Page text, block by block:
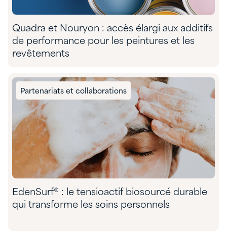
Quadra et Nouryon : accès élargi aux additifs
de performance pour les peintures et les
revêtements
Partenariats et collaborations
EdenSurf® : le tensioactif biosourcé durable
qui transforme les soins personnels